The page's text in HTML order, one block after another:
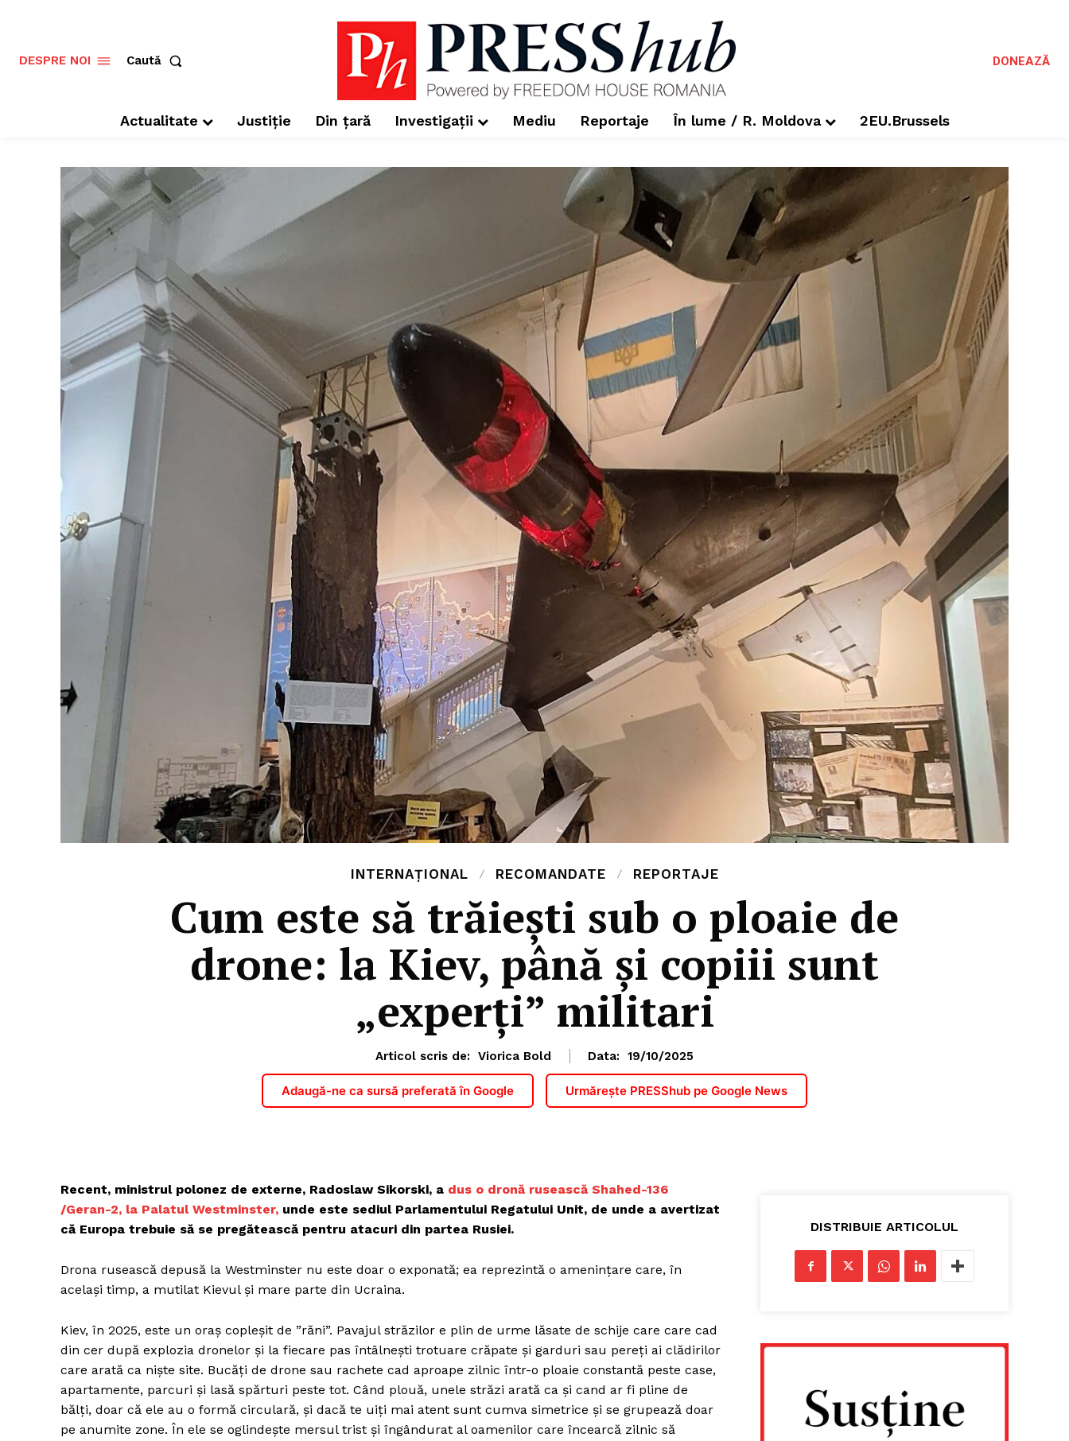
DESPRE NOI Caută DONEAZĂ
Actualitate Justiție Din țară Investigații Mediu Reportaje În lume / R. Moldova 2EU.Brussels
INTERNAȚIONAL RECOMANDATE REPORTAJE
Cum este să trăiești sub o ploaie de
drone: la Kiev, până și copiii sunt
„experți” militari
Articol scris de: Viorica Bold Data: 19/10/2025
Adaugă-ne ca sursă preferată în Google Urmărește PRESShub pe Google News
Recent, ministrul polonez de externe, Radoslaw Sikorski, a dus o dronă rusească Shahed-136
/Geran-2, la Palatul Westminster, unde este sediul Parlamentului Regatului Unit, de unde a avertizat
că Europa trebuie să se pregătească pentru atacuri din partea Rusiei.
Drona rusească depusă la Westminster nu este doar o exponată; ea reprezintă o amenințare care, în
același timp, a mutilat Kievul și mare parte din Ucraina.
Kiev, în 2025, este un oraș copleșit de ”răni”. Pavajul străzilor e plin de urme lăsate de schije care care cad
din cer după explozia dronelor și la fiecare pas întâlnești trotuare crăpate și garduri sau pereți ai clădirilor
care arată ca niște site. Bucăți de drone sau rachete cad aproape zilnic într-o ploaie constantă peste case,
apartamente, parcuri și lasă spărturi peste tot. Când plouă, unele străzi arată ca și cand ar fi pline de
bălți, doar că ele au o formă circulară, și dacă te uiți mai atent sunt cumva simetrice și se grupează doar
pe anumite zone. În ele se oglindește mersul trist și îngândurat al oamenilor care încearcă zilnic să
DISTRIBUIE ARTICOLUL